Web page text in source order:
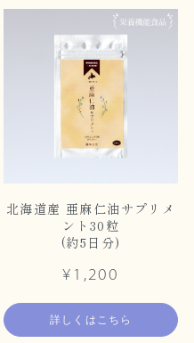
北海道産 亜麻仁油サプリメ
ント30粒
(約5日分)
¥1,200
詳しくはこちら